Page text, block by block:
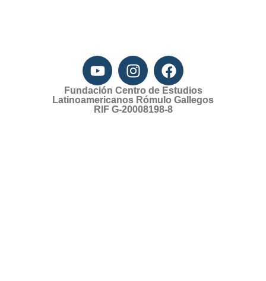
Fundación Centro de Estudios
Latinoamericanos Rómulo Gallegos
RIF G-20008198-8